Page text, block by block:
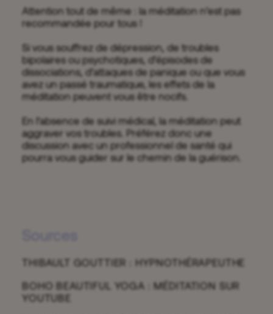
Attention tout de même : la méditation n’est pas
recommandée pour tous !
Si vous souffrez de dépression, de troubles
bipolaires ou psychotiques, d’épisodes de
dissociations, d’attaques de panique ou que vous
avez un passé traumatique, les effets de la
méditation peuvent vous être nocifs.
En l’absence de suivi médical, la méditation peut
aggraver vos troubles. Préférez donc une
discussion avec un professionnel de santé qui
pourra vous guider sur le chemin de la guérison.
THIBAULT GOUTTIER : HYPNOTHÉRAPEUTHE
BOHO BEAUTIFUL YOGA : MÉDITATION SUR
YOUTUBE